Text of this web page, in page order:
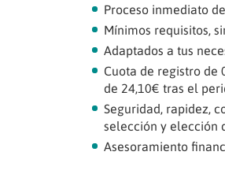
Proceso inmediato
Mínimos requisitos,
Adaptados a tus
Cuota de registro de
de 24,10€ tras el
Seguridad, rapidez,
selección y elección
Asesoramiento